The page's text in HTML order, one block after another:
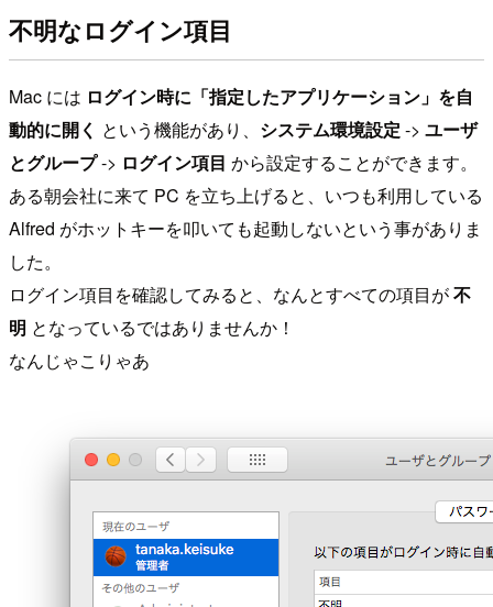
不明なログイン項目
Mac には ログイン時に「指定したアプリケーション」を自
動的に開く という機能があり、 システム環境設定 -> ユーザ
とグループ-> ログイン項目 から設定することができます。
ある朝会社に来て PC を立ち上げると、いつも利用している
Alfred がホットキーを叩いても起動しないという事がありま
した。
ログイン項目を確認してみると、なんとすべての項目が不
明 となっているではありませんか！
なんじゃこりゃあ